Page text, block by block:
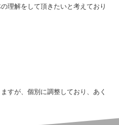
理解をして頂きたいと考えており
すが、個別に調整しており、あく